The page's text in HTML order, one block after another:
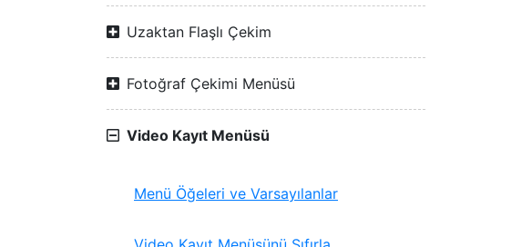
Uzaktan Flaşlı Çekim
Fotoğraf Çekimi Menüsü
Video Kayıt Menüsü
Menü Öğeleri ve Varsayılanlar